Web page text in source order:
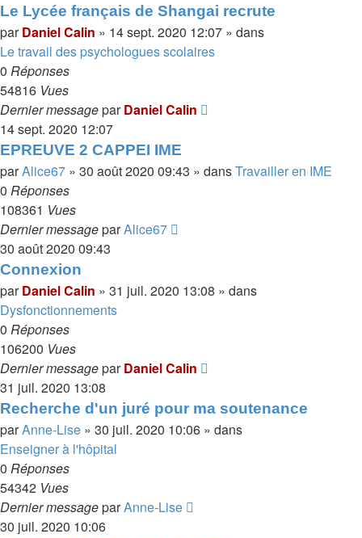
Le Lycée français de Shangai recrute
parDaniel Calin » 14 sept. 2020 12:07 » dans
Le travail des psychologues scolaires
0 Réponses
54816 Vues
Dernier messageparDaniel Calin
14 sept. 2020 12:07
EPREUVE 2 CAPPEI IME
parAlice67 » 30 août 2020 09:43 » dansTravailler en IME
0 Réponses
108361 Vues
Dernier messageparAlice67
30 août 2020 09:43
Connexion
parDaniel Calin » 31 juil. 2020 13:08 » dans
Dysfonctionnements
0 Réponses
106200 Vues
Dernier messageparDaniel Calin
31 juil. 2020 13:08
Recherche d'un juré pour ma soutenance
parAnne-Lise » 30 juil. 2020 10:06 » dans
Enseigner à l'hôpital
0 Réponses
54342 Vues
Dernier messageparAnne-Lise
30 juil. 2020 10:06